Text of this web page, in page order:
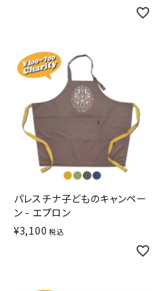
パレスチナ子どものキャンペー
ン - エプロン
¥3,100 税込